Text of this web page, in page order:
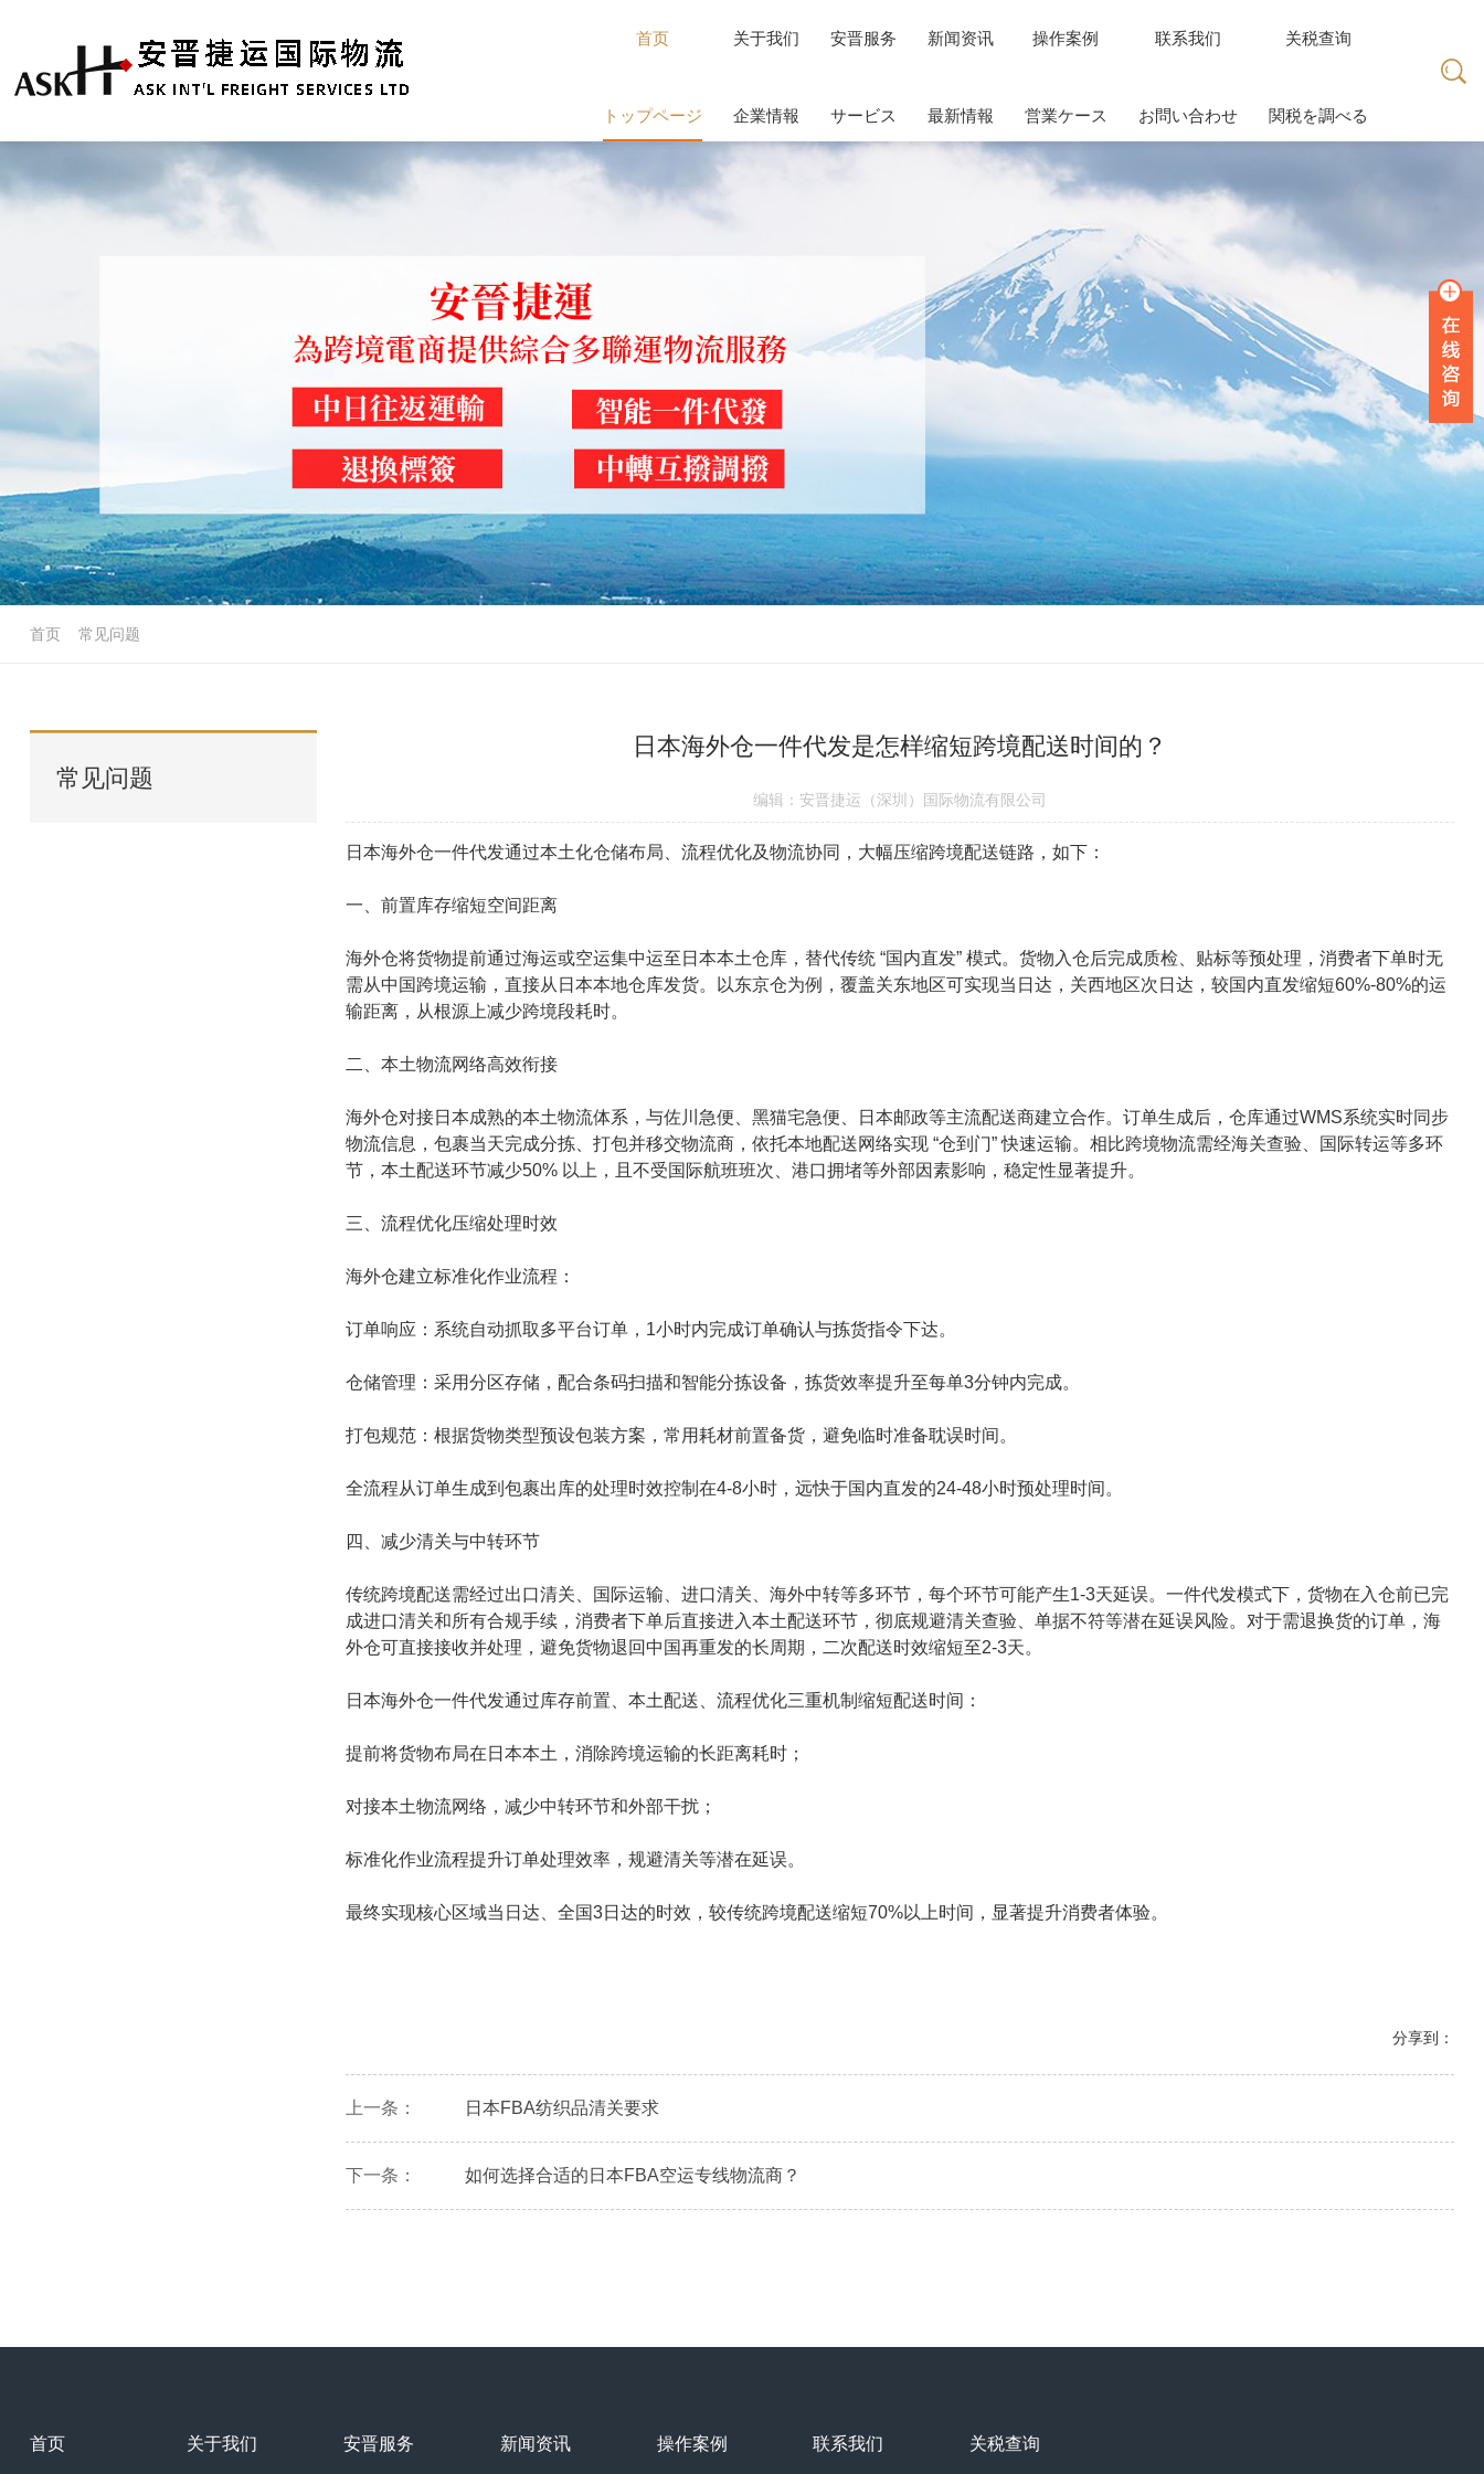
首页
トップページ
关于我们
企業情報
安晋服务
サービス
新闻资讯
最新情報
操作案例
営業ケース
操作案例
営業ケース
联系我们
お問い合わせ
お問い合わせ
关税查询
関税を調べる
関税を調べる
首页> 常见问题
常见问题
日本海外仓一件代发是怎样缩短跨境配送时间的？
编辑：安晋捷运（深圳）国际物流有限公司
日本海外仓一件代发通过本土化仓储布局、流程优化及物流协同，大幅压缩跨境配送链路，如下：
一、前置库存缩短空间距离
海外仓将货物提前通过海运或空运集中运至日本本土仓库，替代传统 “国内直发” 模式。货物入仓后完成质检、贴标等预处理，消费者下单时无
需从中国跨境运输，直接从日本本地仓库发货。以东京仓为例，覆盖关东地区可实现当日达，关西地区次日达，较国内直发缩短60%-80%的运
输距离，从根源上减少跨境段耗时。
二、本土物流网络高效衔接
海外仓对接日本成熟的本土物流体系，与佐川急便、黑猫宅急便、日本邮政等主流配送商建立合作。订单生成后，仓库通过WMS系统实时同步
物流信息，包裹当天完成分拣、打包并移交物流商，依托本地配送网络实现 “仓到门” 快速运输。相比跨境物流需经海关查验、国际转运等多环
节，本土配送环节减少50% 以上，且不受国际航班班次、港口拥堵等外部因素影响，稳定性显著提升。
三、流程优化压缩处理时效
海外仓建立标准化作业流程：
订单响应：系统自动抓取多平台订单，1小时内完成订单确认与拣货指令下达。
仓储管理：采用分区存储，配合条码扫描和智能分拣设备，拣货效率提升至每单3分钟内完成。
打包规范：根据货物类型预设包装方案，常用耗材前置备货，避免临时准备耽误时间。
全流程从订单生成到包裹出库的处理时效控制在4-8小时，远快于国内直发的24-48小时预处理时间。
四、减少清关与中转环节
传统跨境配送需经过出口清关、国际运输、进口清关、海外中转等多环节，每个环节可能产生1-3天延误。一件代发模式下，货物在入仓前已完
成进口清关和所有合规手续，消费者下单后直接进入本土配送环节，彻底规避清关查验、单据不符等潜在延误风险。对于需退换货的订单，海
外仓可直接接收并处理，避免货物退回中国再重发的长周期，二次配送时效缩短至2-3天。
日本海外仓一件代发通过库存前置、本土配送、流程优化三重机制缩短配送时间：
提前将货物布局在日本本土，消除跨境运输的长距离耗时；
对接本土物流网络，减少中转环节和外部干扰；
标准化作业流程提升订单处理效率，规避清关等潜在延误。
最终实现核心区域当日达、全国3日达的时效，较传统跨境配送缩短70%以上时间，显著提升消费者体验。
分享到：
上一条： 日本FBA纺织品清关要求
下一条： 如何选择合适的日本FBA空运专线物流商？
首页 关于我们 安晋服务 新闻资讯 操作案例 联系我们 关税查询